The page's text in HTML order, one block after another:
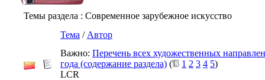
Темы раздела : Современное зарубежное искусство
Тема / Автор
Важно: Перечень всех художественных
года (содержание раздела) ( 1 2 3 4 5)
LCR